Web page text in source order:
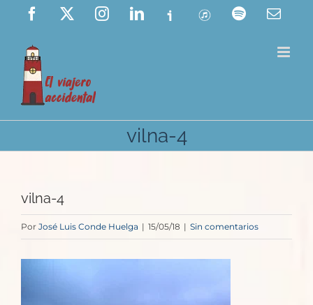
Saltar
contenido
Facebook InstagramLinkedIn
Ivoox ITunes Spotify
vilna-4
vilna-4
Por José Luis Conde Huelga | 15/05/18 | Sin comentarios